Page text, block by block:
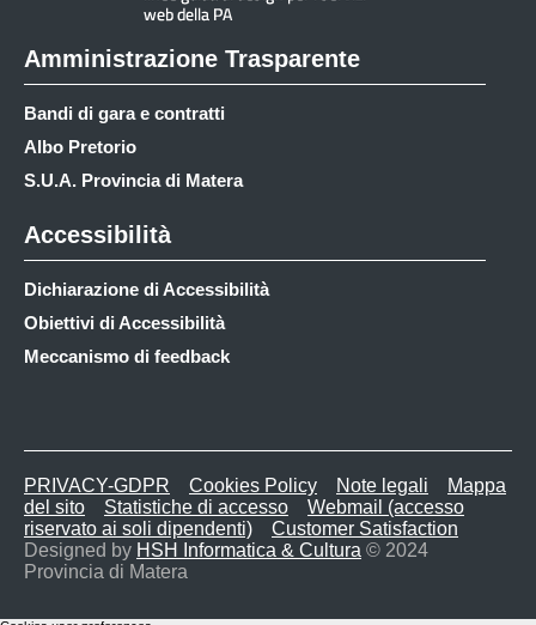
Amministrazione Trasparente
Bandi di gara e contratti
Albo Pretorio
S.U.A. Provincia di Matera
Accessibilità
Dichiarazione di Accessibilità
Obiettivi di Accessibilità
Meccanismo di feedback
PRIVACY-GDPR Cookies Policy Note legali
Mappa
del sito
Statistiche di accesso
Webmail (accesso
riservato ai soli dipendenti)
Customer Satisfaction
Designed by HSH Informatica & Cultura © 2024
Provincia di Matera